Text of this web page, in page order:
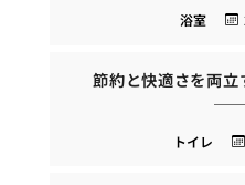
浴室
節約と快適さを両
トイレ